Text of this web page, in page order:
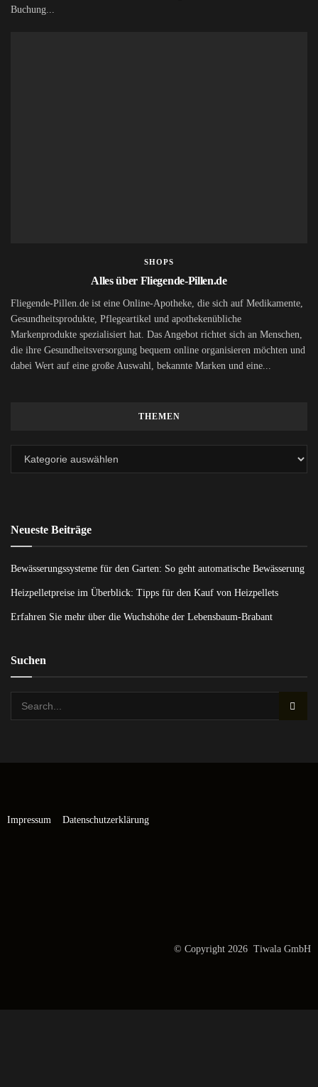
Buchung...
SHOPS
Alles über Fliegende-Pillen.de
Fliegende-Pillen.de ist eine Online-Apotheke, die sich auf Medikamente,
Gesundheitsprodukte, Pflegeartikel und apothekenübliche
Markenprodukte spezialisiert hat. Das Angebot richtet sich an Menschen,
die ihre Gesundheitsversorgung bequem online organisieren möchten und
dabei Wert auf eine große Auswahl, bekannte Marken und eine...
THEMEN
Neueste Beiträge
Bewässerungssysteme für den Garten: So geht automatische Bewässerung
Heizpelletpreise im Überblick: Tipps für den Kauf von Heizpellets
Erfahren Sie mehr über die Wuchshöhe der Lebensbaum-Brabant
Suchen
Impressum Datenschutzerklärung
© Copyright 2026 Tiwala GmbH